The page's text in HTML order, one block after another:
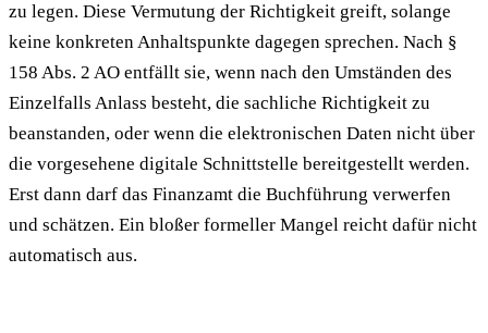
zu legen. Diese Vermutung der Richtigkeit greift, solange
keine konkreten Anhaltspunkte dagegen sprechen. Nach §
158 Abs. 2 AO entfällt sie, wenn nach den Umständen des
Einzelfalls Anlass besteht, die sachliche Richtigkeit zu
beanstanden, oder wenn die elektronischen Daten nicht über
die vorgesehene digitale Schnittstelle bereitgestellt werden.
Erst dann darf das Finanzamt die Buchführung verwerfen
und schätzen. Ein bloßer formeller Mangel reicht dafür nicht
automatisch aus.